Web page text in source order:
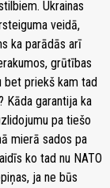
Ukrainas
veidā,
ka parādās arī
grūtības
bet priekš kam tad
Kāda garantija ka
pa tiešo
mierā sados pa
ko tad nu NATO
ja ne būs